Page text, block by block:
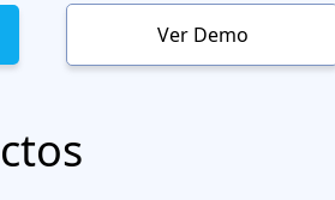
Ver Demo